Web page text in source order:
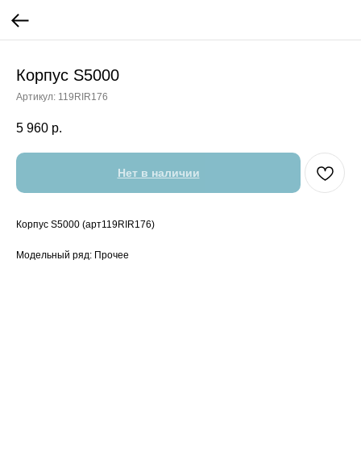
Корпус S5000
Артикул: 119RIR176
5 960 р.
Нет в наличии
Корпус S5000 (арт119RIR176)
Модельный ряд: Прочее